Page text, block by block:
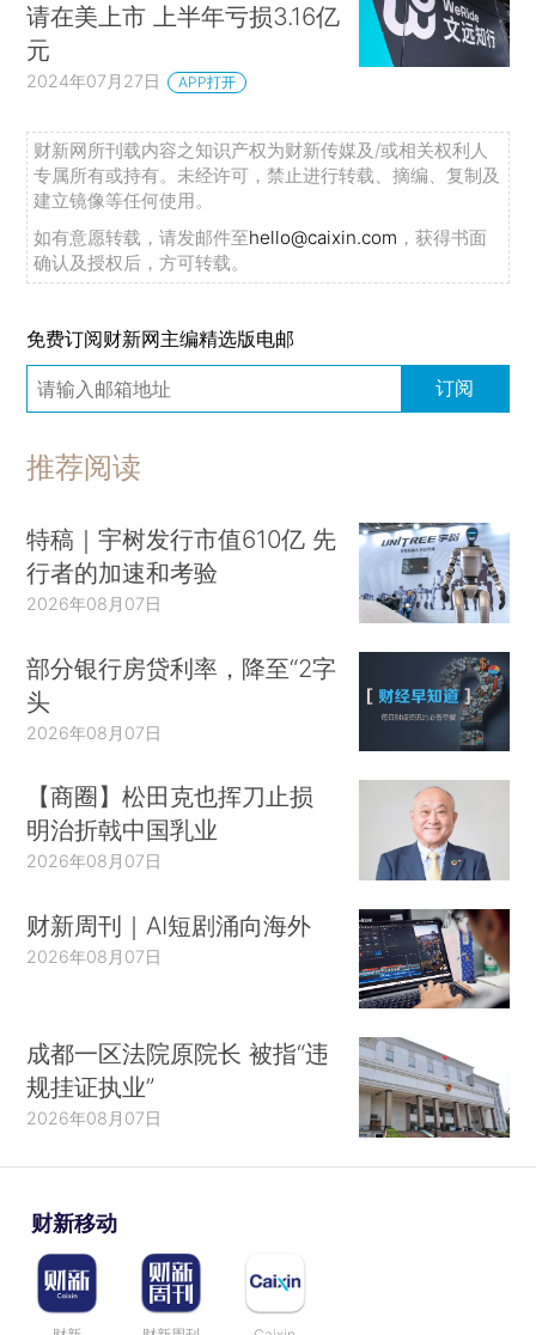
请在美上市 上半年亏损3.16亿
元
2024年07月27日 APP打开
财新网所刊载内容之知识产权为财新传媒及/或相关权利人
专属所有或持有。未经许可，禁止进行转载、摘编、复制及
建立镜像等任何使用。
如有意愿转载，请发邮件至hello@caixin.com ，获得书面
确认及授权后，方可转载。
免费订阅财新网主编精选版电邮
订阅
推荐阅读
特稿｜宇树发行市值610亿 先
行者的加速和考验
2026年08月07日
部分银行房贷利率，降至“2字
头
2026年08月07日
【商圈】松田克也挥刀止损
明治折戟中国乳业
2026年08月07日
财新周刊｜AI短剧涌向海外
2026年08月07日
成都一区法院原院长 被指“违
规挂证执业”
2026年08月07日
财新移动